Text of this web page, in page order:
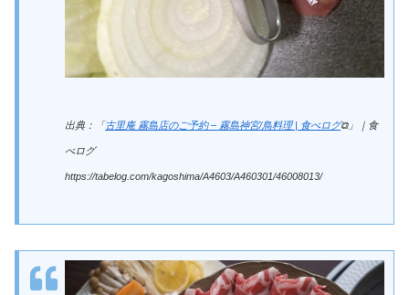
出典：「古里庵 霧島店のご予約 – 霧島神宮/鳥料理 | 食べログ⧉」｜食
べログ
https://tabelog.com/kagoshima/A4603/A460301/46008013/